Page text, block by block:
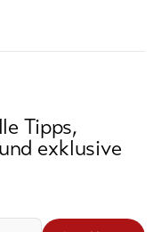
Tipps,
exklusive